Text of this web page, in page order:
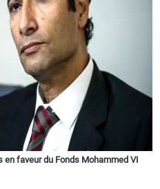
en faveur du Fonds Mohammed VI